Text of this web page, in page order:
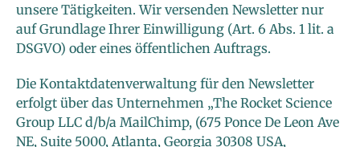
unsere Tätigkeiten. Wir versenden Newsletter nur
auf Grundlage Ihrer Einwilligung (Art. 6 Abs. 1 lit. a
DSGVO) oder eines öffentlichen Auftrags.
Die Kontaktdatenverwaltung für den Newsletter
erfolgt über das Unternehmen „The Rocket Science
Group LLC d/b/a MailChimp, (675 Ponce De Leon Ave
NE, Suite 5000, Atlanta, Georgia 30308 USA,